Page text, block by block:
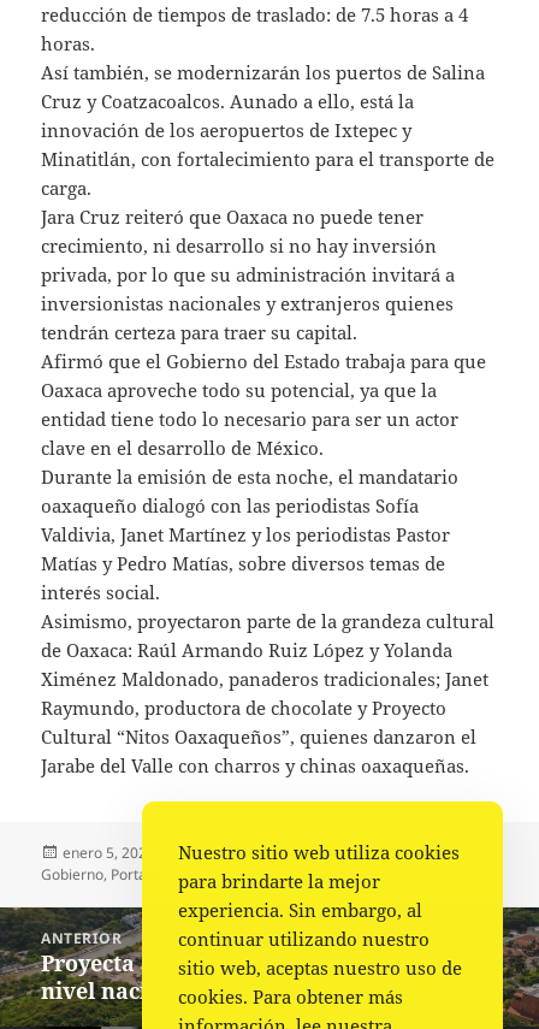
reducción de tiempos de traslado: de 7.5 horas a 4
horas.
Así también, se modernizarán los puertos de Salina
Cruz y Coatzacoalcos. Aunado a ello, está la
innovación de los aeropuertos de Ixtepec y
Minatitlán, con fortalecimiento para el transporte de
carga.
Jara Cruz reiteró que Oaxaca no puede tener
crecimiento, ni desarrollo si no hay inversión
privada, por lo que su administración invitará a
inversionistas nacionales y extranjeros quienes
tendrán certeza para traer su capital.
Afirmó que el Gobierno del Estado trabaja para que
Oaxaca aproveche todo su potencial, ya que la
entidad tiene todo lo necesario para ser un actor
clave en el desarrollo de México.
Durante la emisión de esta noche, el mandatario
oaxaqueño dialogó con las periodistas Sofía
Valdivia, Janet Martínez y los periodistas Pastor
Matías y Pedro Matías, sobre diversos temas de
interés social.
Asimismo, proyectaron parte de la grandeza cultural
de Oaxaca: Raúl Armando Ruiz López y Yolanda
Ximénez Maldonado, panaderos tradicionales; Janet
Raymundo, productora de chocolate y Proyecto
Cultural “Nitos Oaxaqueños”, quienes danzaron el
Jarabe del Valle con charros y chinas oaxaqueñas.
Publicado
el
enero 5, 2023 Autor
Comunicado Gobierno Categorías
Destacadas,
Gobierno, Portada
Navegación
de
entradas
ANTERIOR
Entrada
anterior:
Proyecta Sectur grandeza de Oaxaca a
nivel nacional e internacional
Nuestro sitio web utiliza cookies
para brindarte la mejor
experiencia. Sin embargo, al
continuar utilizando nuestro
sitio web, aceptas nuestro uso de
cookies. Para obtener más